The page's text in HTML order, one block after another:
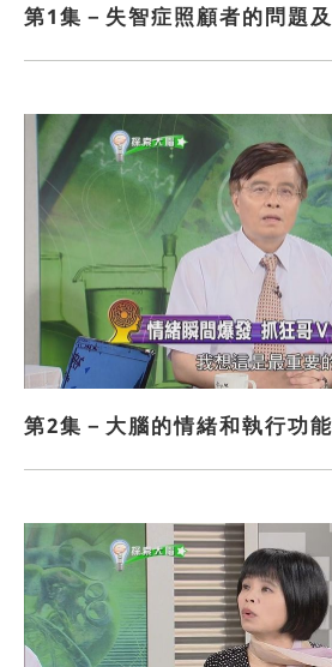
第1集－失智症照顧者的問題
第2集－大腦的情緒和執行功能